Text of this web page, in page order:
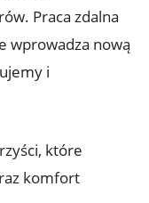
Praca zdalna
wprowadza nową
i
które
komfort